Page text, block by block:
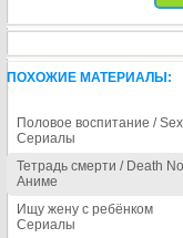
ПОХОЖИЕ МАТЕРИАЛЫ:
Половое воспитание /
Сериалы
Тетрадь смерти / Death
Аниме
Ищу жену с ребёнком
Сериалы